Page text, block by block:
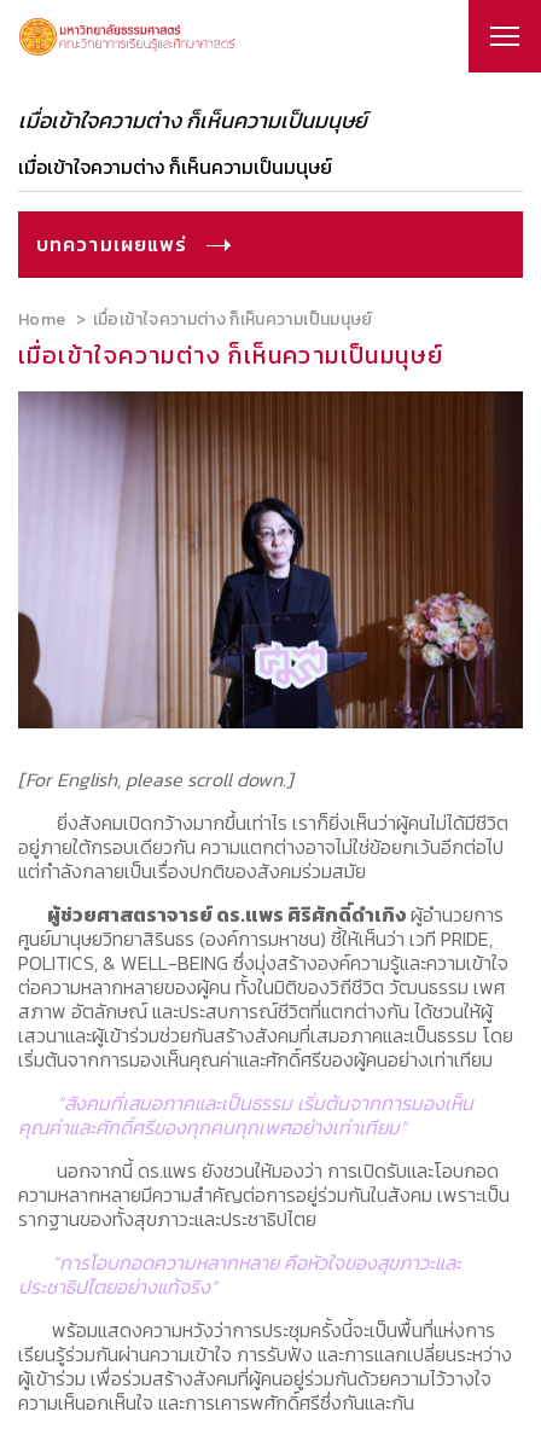
เมื่อเข้าใจความต่าง ก็เห็นความเป็นมนุษย์
เมื่อเข้าใจความต่าง ก็เห็นความเป็นมนุษย์
บทความเผยแพร่
Home เมื่อเข้าใจความต่าง ก็เห็นความเป็นมนุษย์
เมื่อเข้าใจความต่าง ก็เห็นความเป็นมนุษย์
[For English, please scroll down.]
ยิ่งสังคมเปิดกว้างมากขึ้นเท่าไร เราก็ยิ่งเห็นว่าผู้คนไม่ได้มีชีวิต
อยู่ภายใต้กรอบเดียวกัน ความแตกต่างอาจไม่ใช่ข้อยกเว้นอีกต่อไป
แต่กำลังกลายเป็นเรื่องปกติของสังคมร่วมสมัย
ผู้ช่วยศาสตราจารย์ ดร.แพร ศิริศักดิ์ดำเกิงผู้อำนวยการ
ศูนย์มานุษยวิทยาสิรินธร (องค์การมหาชน) ชี้ให้เห็นว่า เวที PRIDE,
POLITICS, & WELL-BEING ซึ่งมุ่งสร้างองค์ความรู้และความเข้าใจ
ต่อความหลากหลายของผู้คน ทั้งในมิติของวิถีชีวิต วัฒนธรรม เพศ
สภาพ อัตลักษณ์ และประสบการณ์ชีวิตที่แตกต่างกัน ได้ชวนให้ผู้
เสวนาและผู้เข้าร่วมช่วยกันสร้างสังคมที่เสมอภาคและเป็นธรรม โดย
เริ่มต้นจากการมองเห็นคุณค่าและศักดิ์ศรีของผู้คนอย่างเท่าเทียม
“สังคมที่เสมอภาคและเป็นธรรม เริ่มต้นจากการมองเห็น
คุณค่าและศักดิ์ศรีของทุกคนทุกเพศอย่างเท่าเทียม”
นอกจากนี้ ดร.แพร ยังชวนให้มองว่า การเปิดรับและโอบกอด
ความหลากหลายมีความสำคัญต่อการอยู่ร่วมกันในสังคม เพราะเป็น
รากฐานของทั้งสุขภาวะและประชาธิปไตย
“การโอบกอดความหลากหลาย คือหัวใจของสุขภาวะและ
ประชาธิปไตยอย่างแท้จริง”
พร้อมแสดงความหวังว่าการประชุมครั้งนี้จะเป็นพื้นที่แห่งการ
เรียนรู้ร่วมกันผ่านความเข้าใจ การรับฟัง และการแลกเปลี่ยนระหว่าง
ผู้เข้าร่วม เพื่อร่วมสร้างสังคมที่ผู้คนอยู่ร่วมกันด้วยความไว้วางใจ
ความเห็นอกเห็นใจ และการเคารพศักดิ์ศรีซึ่งกันและกัน